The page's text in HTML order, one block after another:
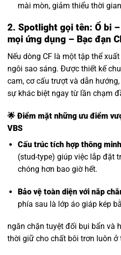
mài mòn, giảm thiểu thời
2. Spotlight gọi tên: Ổ bi –
mọi ứng dụng – Bạc đạn
Nếu dòng CF là một tập thể
ngôi sao sáng. Được thiết kế
cam, cơ cấu trượt và dẫn
sự khác biệt ngay từ lần chạm
🌟 Điểm mặt những ưu điểm
VBS
Cấu trúc tích hợp thông
(stud-type) giúp việc lắp đặt
chóng hơn bao giờ hết.
Bảo vệ toàn diện với nắp
phía sau là lớp áo giáp kép
ngăn chặn tuyệt đối bụi bẩn và
thời giữ cho chất bôi trơn luôn ở